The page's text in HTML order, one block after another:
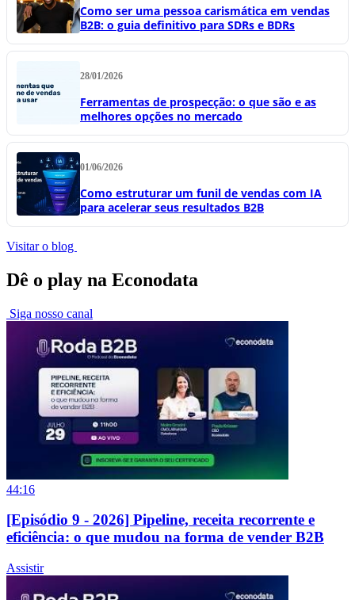
Como ser uma pessoa carismática em vendas
B2B: o guia definitivo para SDRs e BDRs
28/01/2026
Ferramentas de prospecção: o que são e as
melhores opções no mercado
01/06/2026
Como estruturar um funil de vendas com IA
para acelerar seus resultados B2B
Visitar o blog
Dê o play na Econodata
Siga nosso canal
44:16
[Episódio 9 - 2026] Pipeline, receita recorrente e
eficiência: o que mudou na forma de vender B2B
Assistir